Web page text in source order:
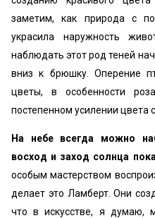
заметим, как природа с
украсила наружность
наблюдать этот род теней
вниз к брюшку. Оперение
цветы, в особенности
постепенном усилении цвета
На небе всегда можно
восход и заход солнца
особым мастерством
делает это Ламберт. Они
что в искусстве, я думаю,